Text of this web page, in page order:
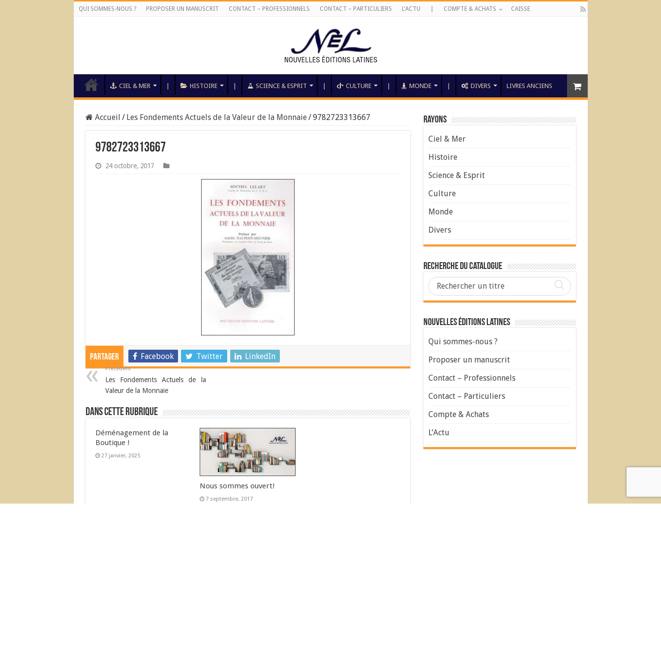
QUI SOMMES-NOUS ? PROPOSER UN MANUSCRIT CONTACT – PROFESSIONNELS CONTACT – PARTICULIERS L’ACTU COMPTE & ACHATS CAISSE
CIEL & MER HISTOIRE SCIENCE & ESPRIT CULTURE MONDE DIVERS LIVRES ANCIENS
Accueil / Les Fondements Actuels de la Valeur de la Monnaie/9782723313667
9782723313667
24 octobre, 2017
Partager Facebook Twitter LinkedIn
Précédent
Les Fondements Actuels de la
Valeur de la Monnaie
Dans cette Rubrique
Déménagement de la
Boutique !
27 janvier, 2025
Nous sommes ouvert!
7 septembre, 2017
Rayons
Ciel & Mer
Histoire
Science & Esprit
Culture
Monde
Divers
Recherche du Catalogue
Nouvelles Éditions Latines
Qui sommes-nous ?
Proposer un manuscrit
Contact – Professionnels
Contact – Particuliers
Compte & Achats
L’Actu